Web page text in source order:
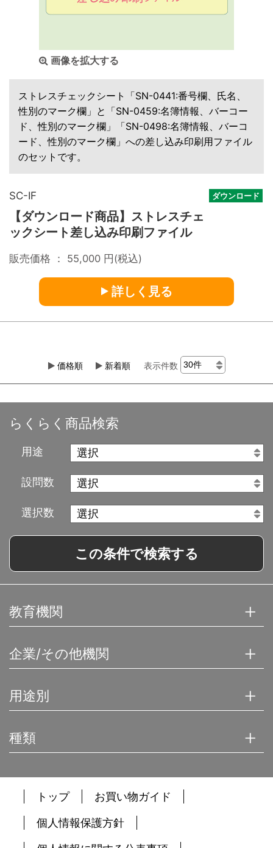
画像を拡大する
ストレスチェックシート「SN-0441:番号欄、氏名、
性別のマーク欄」と「SN-0459:名簿情報、バーコー
ド、性別のマーク欄」「SN-0498:名簿情報、バーコ
ード、性別のマーク欄」への差し込み印刷用ファイル
のセットです。
ダウンロード
SC-IF
【ダウンロード商品】ストレスチェ
ックシート差し込み印刷ファイル
販売価格 ： 55,000 円(税込)
詳しく見る
価格順 新着順 表示件数
らくらく商品検索
用途
設問数
選択数
この条件で検索する
教育機関
企業/その他機関
用途別
種類
トップ お買い物ガイド
個人情報保護方針